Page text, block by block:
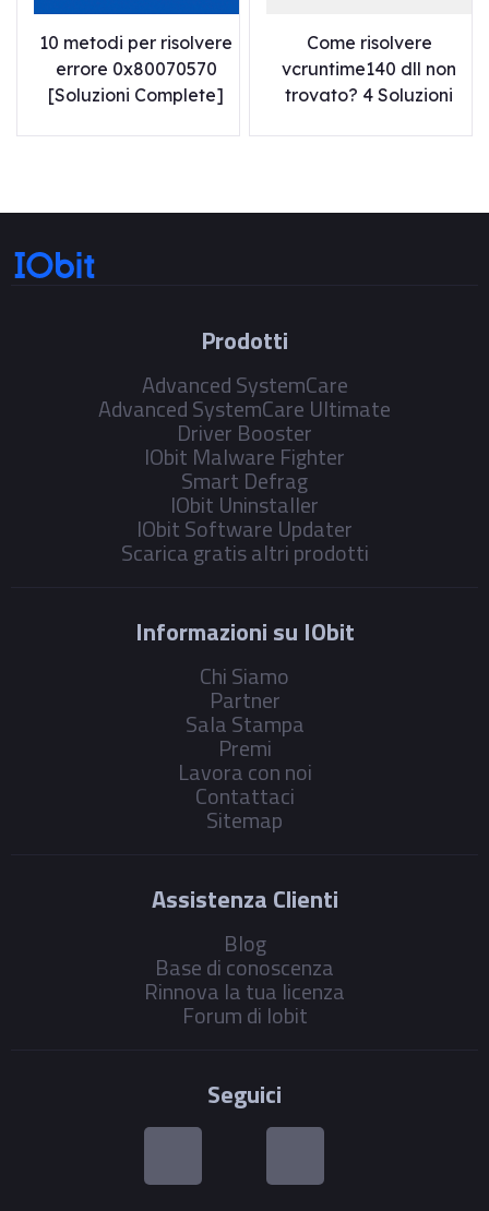
10 metodi per risolvere
errore 0x80070570
[Soluzioni Complete]
Come risolvere
vcruntime140 dll non
trovato? 4 Soluzioni
Prodotti
Advanced SystemCare
Advanced SystemCare Ultimate
Driver Booster
IObit Malware Fighter
Smart Defrag
IObit Uninstaller
IObit Software Updater
Scarica gratis altri prodotti
Informazioni su IObit
Chi Siamo
Partner
Sala Stampa
Premi
Lavora con noi
Contattaci
Sitemap
Assistenza Clienti
Blog
Base di conoscenza
Rinnova la tua licenza
Forum di Iobit
Seguici